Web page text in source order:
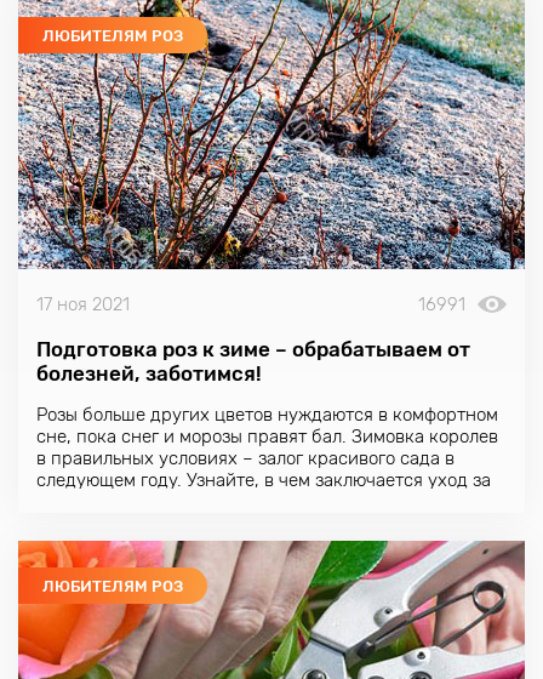
ЛЮБИТЕЛЯМ РОЗ
17 ноя 2021 16991
Подготовка роз к зиме – обрабатываем от
болезней, заботимся!
Розы больше других цветов нуждаются в комфортном
сне, пока снег и морозы правят бал. Зимовка королев
в правильных условиях – залог красивого сада в
следующем году. Узнайте, в чем заключается уход за
ЛЮБИТЕЛЯМ РОЗ